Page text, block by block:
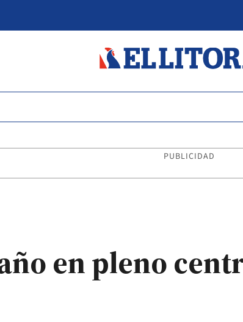
PUBLICIDAD
en pleno